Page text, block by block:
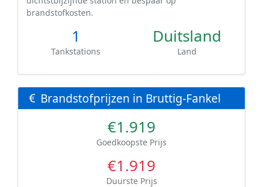
brandstofkosten.
1
Tankstations
Duitsland
Land
Brandstofprijzen in Bruttig-Fankel
€1.919
Goedkoopste Prijs
€1.919
Duurste Prijs